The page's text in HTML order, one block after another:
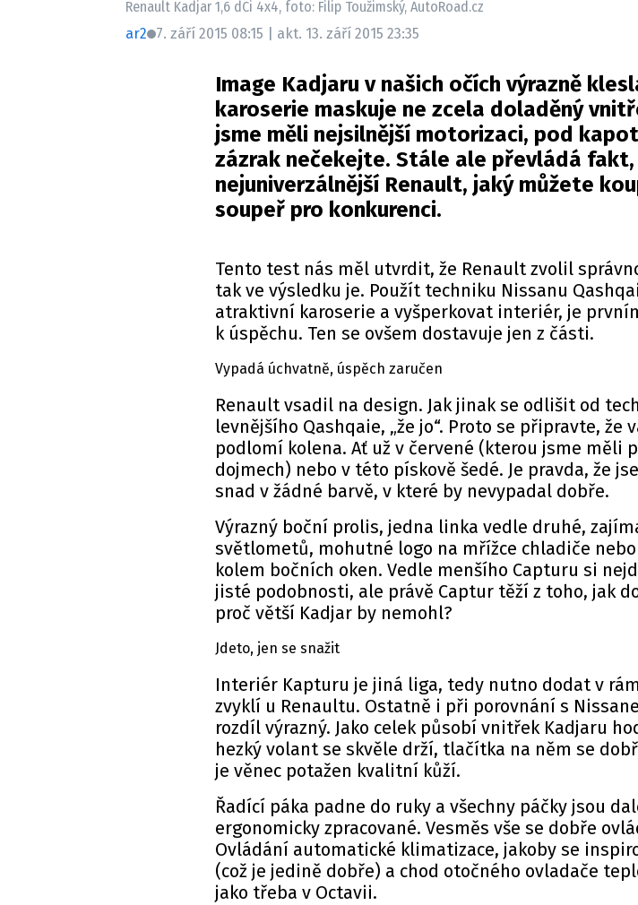
Renault Kadjar 1,6 dCi 4x4, foto: Filip Toužimský, AutoRoad.cz
ar2
7. září 2015 08:15 | akt. 13. září 2015 23:35
Image Kadjaru v našich očích výrazně
karoserie maskuje ne zcela doladěný
jsme měli nejsilnější motorizaci, pod
zázrak nečekejte. Stále ale převládá
nejuniverzálnější Renault, jaký můžete
soupeř pro konkurenci.
Tento test nás měl utvrdit, že Renault zvolil
tak ve výsledku je. Použít techniku Nissanu
atraktivní karoserie a vyšperkovat interiér, je
k úspěchu. Ten se ovšem dostavuje jen z části.
Vypadá úchvatně, úspěch zaručen
Renault vsadil na design. Jak jinak se odlišit od
levnějšího Qashqaie, „že jo“. Proto se připravte, že
podlomí kolena. Ať už v červené (kterou jsme měli
dojmech) nebo v této pískově šedé. Je pravda, že
snad v žádné barvě, v které by nevypadal dobře.
Výrazný boční prolis, jedna linka vedle druhé,
světlometů, mohutné logo na mřížce chladiče
kolem bočních oken. Vedle menšího Capturu si
jisté podobnosti, ale právě Captur těží z toho, jak
proč větší Kadjar by nemohl?
Jdeto, jen se snažit
Interiér Kapturu je jiná liga, tedy nutno dodat v
zvyklí u Renaultu. Ostatně i při porovnání s
rozdíl výrazný. Jako celek působí vnitřek Kadjaru
hezký volant se skvěle drží, tlačítka na něm se
je věnec potažen kvalitní kůží.
Řadící páka padne do ruky a všechny páčky jsou
ergonomicky zpracované. Vesměs vše se dobře
Ovládání automatické klimatizace, jakoby se
(což je jedině dobře) a chod otočného ovladače
jako třeba v Octavii.